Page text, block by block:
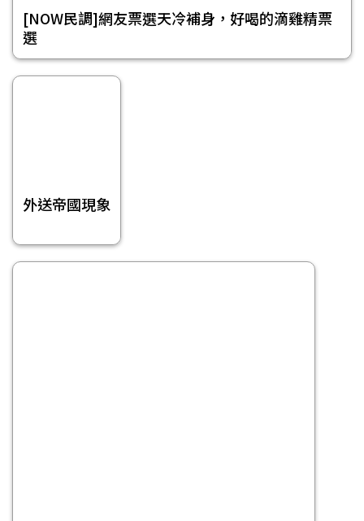
[NOW民調]網友票選天冷補身，好喝的滴雞精票
選
外送帝國現象